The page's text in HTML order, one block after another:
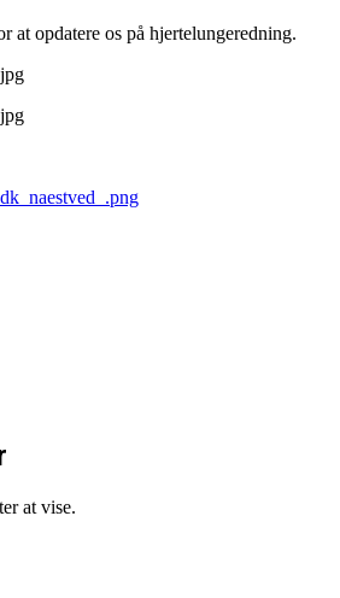
at opdatere os på hjertelungeredning.
at vise.